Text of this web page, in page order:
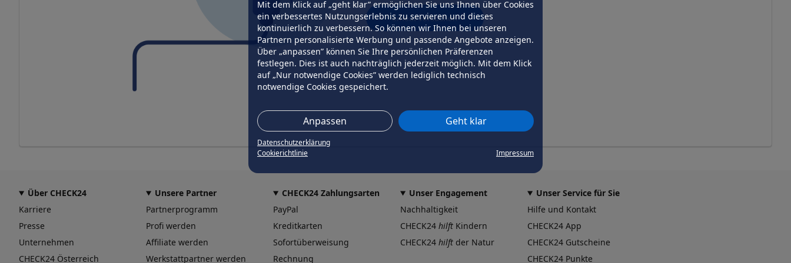
Mit dem Klick auf „geht klar” ermöglichen Sie uns Ihnen über Cookies
ein verbessertes Nutzungserlebnis zu servieren und dieses
kontinuierlich zu verbessern. So können wir Ihnen bei unseren
Partnern personalisierte Werbung und passende Angebote anzeigen.
Über „anpassen” können Sie Ihre persönlichen Präferenzen
festlegen. Dies ist auch nachträglich jederzeit möglich. Mit dem Klick
auf „Nur notwendige Cookies” werden lediglich technisch
notwendige Cookies gespeichert.
Anpassen Geht klar
Datenschutzerklärung
Cookierichtlinie
Impressum
erneut versuchen
Über CHECK24
Karriere
Presse
Unternehmen
CHECK24 Österreich
Unsere Partner
Partnerprogramm
Profi werden
Affiliate werden
Werkstattpartner werden
CHECK24 Zahlungsarten
PayPal
Kreditkarten
Sofortüberweisung
Rechnung
Unser Engagement
Nachhaltigkeit
CHECK24 hilft Kindern
CHECK24 hilft der Natur
Unser Service für Sie
Hilfe und Kontakt
CHECK24 App
CHECK24 Gutscheine
CHECK24 Punkte